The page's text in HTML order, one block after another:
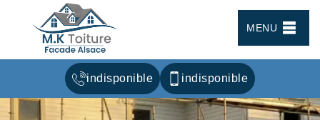
MENU
indisponible indisponible